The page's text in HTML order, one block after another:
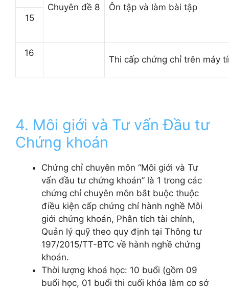
Chuyên đề 8
Ôn tập và làm bài tập
15
16
Thi cấp chứng chỉ trên máy
4. Môi giới và Tư vấn Đầu tư
Chứng khoán
Chứng chỉ chuyên môn “Môi giới và Tư
vấn đầu tư chứng khoán” là 1 trong các
chứng chỉ chuyên môn bắt buộc thuộc
điều kiện cấp chứng chỉ hành nghề Môi
giới chứng khoán, Phân tích tài chính,
Quản lý quỹ theo quy định tại Thông tư
197/2015/TT-BTC về hành nghề chứng
khoán.
Thời lượng khoá học: 10 buổi (gồm 09
buổi học, 01 buổi thi cuối khóa làm cơ sở